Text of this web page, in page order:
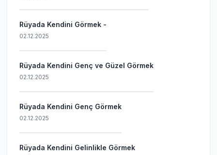
Rüyada Kendini Görmek -
02.12.2025
Rüyada Kendini Genç ve Güzel Görmek
02.12.2025
Rüyada Kendini Genç Görmek
02.12.2025
Rüyada Kendini Gelinlikle Görmek